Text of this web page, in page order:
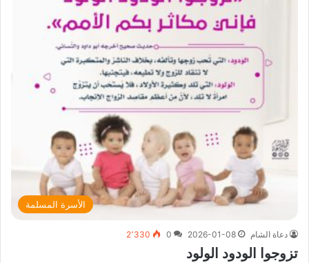
الأسرة المسلمة
دعاة الشام 2026-01-08
0 2٬330
تزوجوا الودود الولود